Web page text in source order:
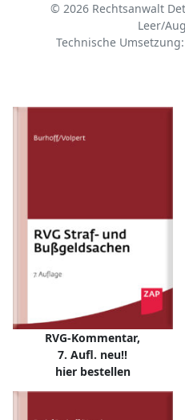
© 2026 Rechtsanwalt
Leer/
Technische Umsetzung:
RVG-Kommentar,
7. Aufl. neu!!
hier bestellen